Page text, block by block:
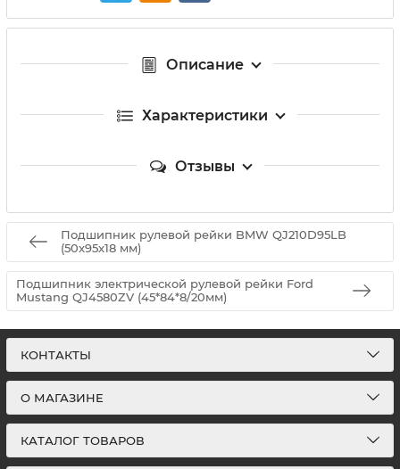
Описание
Характеристики
Отзывы
Подшипник рулевой рейки BMW QJ210D95LB
(50x95x18 мм)
Подшипник электрической рулевой рейки Ford
Mustang QJ4580ZV (45*84*8/20мм)
КОНТАКТЫ
О МАГАЗИНЕ
КАТАЛОГ ТОВАРОВ